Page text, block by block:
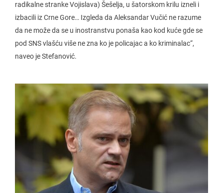
radikalne stranke Vojislava) Šešelja, u šatorskom krilu izneli i
izbacili iz Crne Gore… Izgleda da Aleksandar Vučić ne razume
da ne može da se u inostranstvu ponaša kao kod kuće gde se
pod SNS vlašću više ne zna ko je policajac a ko kriminalac“,
naveo je Stefanović.